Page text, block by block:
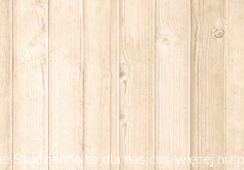
Studzienno to dla nas coś więcej niż